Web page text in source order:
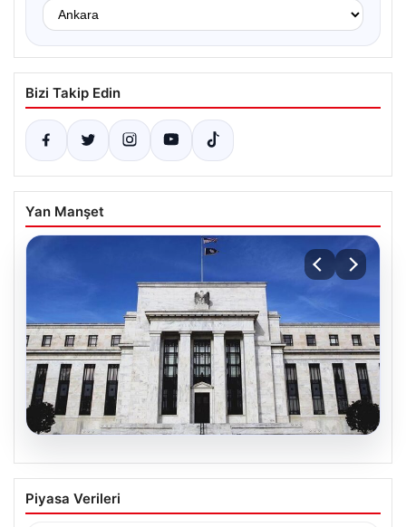
Bizi Takip Edin
Yan Manşet
Fed faizi sabit tuttu
Piyasa Verileri